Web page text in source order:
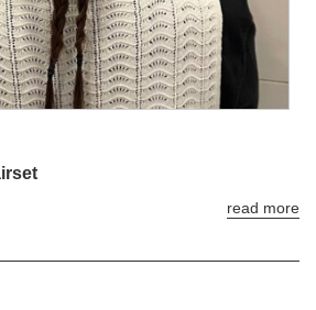
read more